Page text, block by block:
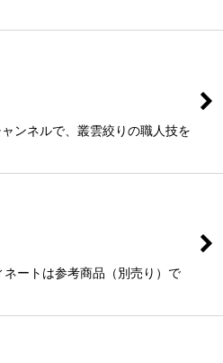
ンネルで、叢雲絞りの職人技を
ートは参考商品（別売り）で